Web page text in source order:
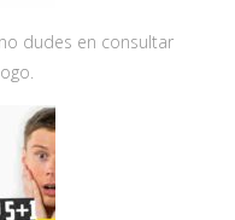
no dudes en consultar